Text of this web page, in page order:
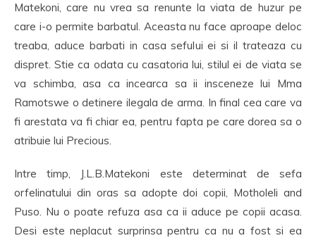
Matekoni, care nu vrea sa renunte la viata de huzur pe
care i-o permite barbatul. Aceasta nu face aproape deloc
treaba, aduce barbati in casa sefului ei si il trateaza cu
dispret. Stie ca odata cu casatoria lui, stilul ei de viata se
va schimba, asa ca incearca sa ii insceneze lui Mma
Ramotswe o detinere ilegala de arma. In final cea care va
fi arestata va fi chiar ea, pentru fapta pe care dorea sa o
atribuie lui Precious.
Intre timp, J.L.B.Matekoni este determinat de sefa
orfelinatului din oras sa adopte doi copii, Motholeli and
Puso. Nu o poate refuza asa ca ii aduce pe copii acasa.
Desi este neplacut surprinsa pentru ca nu a fost si ea